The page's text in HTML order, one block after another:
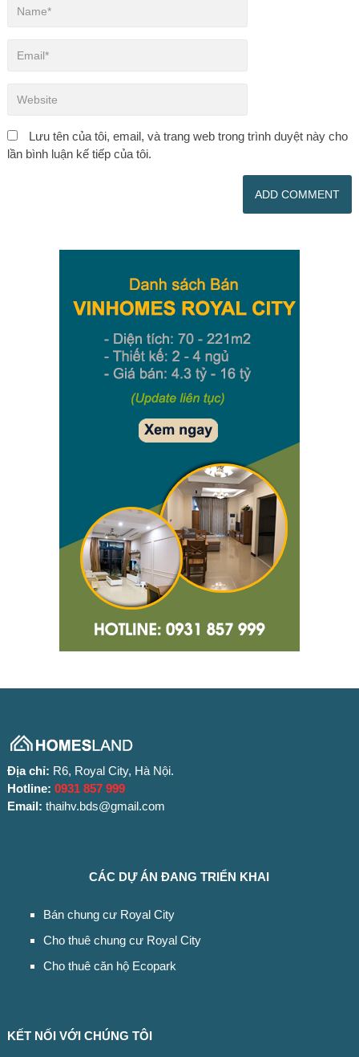
Lưu tên của tôi, email, và trang web trong trình duyệt này cho
lần bình luận kế tiếp của tôi.
Địa chỉ: R6, Royal City, Hà Nội.
Hotline: 0931 857 999
Email: thaihv.bds@gmail.com
CÁC DỰ ÁN ĐANG TRIỂN KHAI
Bán chung cư Royal City
Cho thuê chung cư Royal City
Cho thuê căn hộ Ecopark
KẾT NỐI VỚI CHÚNG TÔI